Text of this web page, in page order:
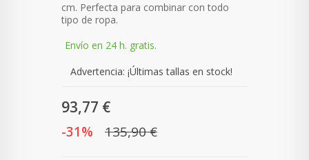
cm. Perfecta para combinar con todo
tipo de ropa.
Envío en 24 h. gratis.
Advertencia: ¡Últimas tallas en stock!
93,77 €
-31% 135,90 €